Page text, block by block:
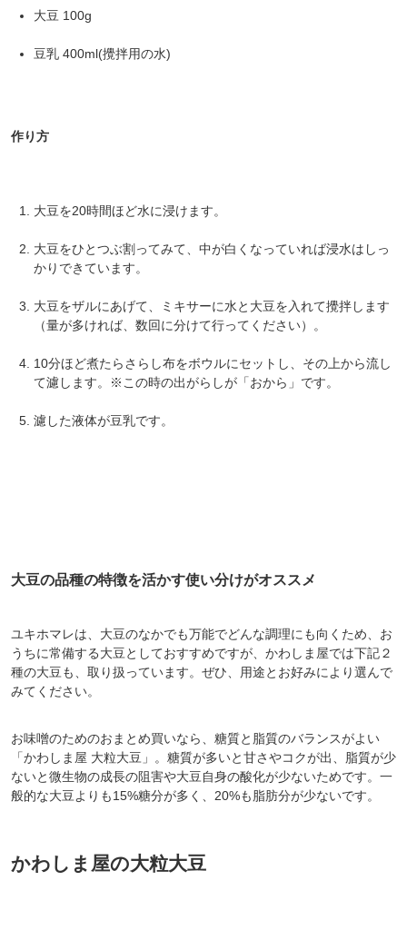
大豆 100g
豆乳 400ml(攪拌用の水)
作り方
大豆を20時間ほど水に浸けます。
大豆をひとつぶ割ってみて、中が白くなっていれば浸水はしっ
かりできています。
大豆をザルにあげて、ミキサーに水と大豆を入れて攪拌します
（量が多ければ、数回に分けて行ってください）。
10分ほど煮たらさらし布をボウルにセットし、その上から流し
て濾します。※この時の出がらしが「おから」です。
濾した液体が豆乳です。
大豆の品種の特徴を活かす使い分けがオススメ
ユキホマレは、大豆のなかでも万能でどんな調理にも向くため、お
うちに常備する大豆としておすすめですが、かわしま屋では下記２
種の大豆も、取り扱っています。ぜひ、用途とお好みにより選んで
みてください。
お味噌のためのおまとめ買いなら、糖質と脂質のバランスがよい
「かわしま屋 大粒大豆」。糖質が多いと甘さやコクが出、脂質が少
ないと微生物の成長の阻害や大豆自身の酸化が少ないためです。一
般的な大豆よりも15%糖分が多く、20%も脂肪分が少ないです。
かわしま屋の大粒大豆
対象者：かわしま屋で初めてお買い物をされる方